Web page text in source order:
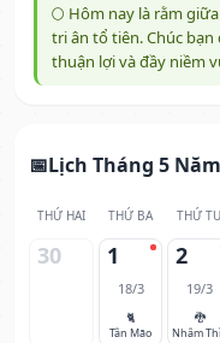
🌕 Hôm nay là rằm
tri ân tổ tiên. Chúc
thuận lợi và đầy niềm
Lịch Tháng 5
THỨ HAI THỨ BA THỨ
30 1
18/3
🐈
Tân Mão
2
19/3
🐉
Nhâm